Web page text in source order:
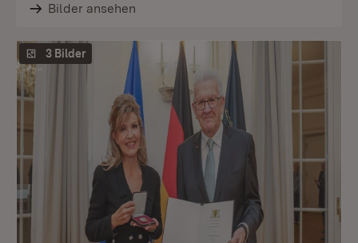
Bilder ansehen
3 Bilder